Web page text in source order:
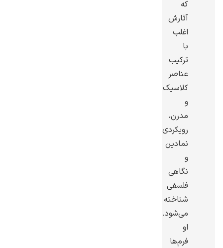
که
آثارش
اغلب
با
ترکیب
عناصر
کلاسیک
و
مدرن،
رویکردی
نمادین
و
نگاهی
فلسفی
شناخته
می‌شود.
او
فرم‌ها